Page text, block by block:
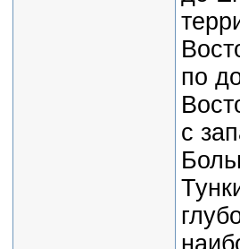
по
с